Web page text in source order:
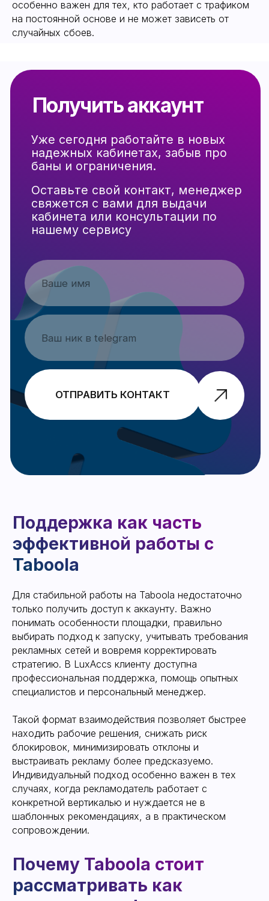
особенно важен для тех, кто работает с трафиком
на постоянной основе и не может зависеть от
случайных сбоев.
Для стабильной работы на Taboola недостаточно
только получить доступ к аккаунту. Важно
понимать особенности площадки, правильно
выбирать подход к запуску, учитывать требования
рекламных сетей и вовремя корректировать
стратегию. В LuxAccs клиенту доступна
профессиональная поддержка, помощь опытных
специалистов и персональный менеджер.
Такой формат взаимодействия позволяет быстрее
находить рабочие решения, снижать риск
блокировок, минимизировать отклоны и
выстраивать рекламу более предсказуемо.
Индивидуальный подход особенно важен в тех
случаях, когда рекламодатель работает с
конкретной вертикалью и нуждается не в
шаблонных рекомендациях, а в практическом
сопровождении.
LUXACCS
Все права защищены
Разница аккаунтов
Этапы работы
Отзывы
Информация
Информационные статьи
Политика возврата денежных средств